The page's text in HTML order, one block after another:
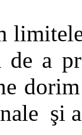
a
şi